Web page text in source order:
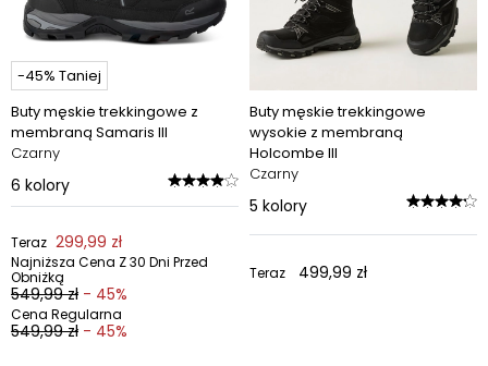
swoją garderobę outdoorową o obuwie stworzone na każdą
przygodę.
-45% Taniej
Buty męskie trekkingowe z
membraną Samaris III
Czarny
6 kolory
Teraz 299,99 zł
Najniższa Cena Z 30 Dni Przed
Obniżką
549,99 zł - 45%
Cena Regularna
549,99 zł - 45%
Buty męskie trekkingowe
wysokie z membraną
Holcombe III
Czarny
5 kolory
Teraz 499,99 zł